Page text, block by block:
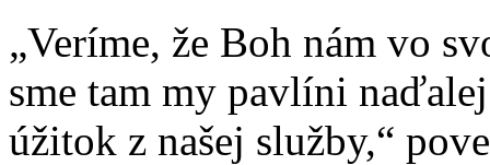
„Veríme, že Boh nám vo
sme tam my pavlíni
úžitok z našej služby,“